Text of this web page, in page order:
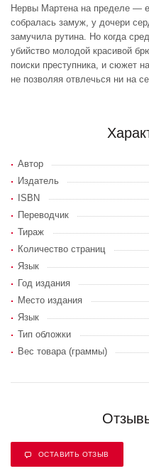
Нервы Мартена на пределе —
собралась замуж, у дочери
замучила рутина. Но когда
убийство молодой красивой
поиски преступника, и сюжет
не позволяя отвлечься ни на
Автор
Издатель
ISBN
Переводчик
Тираж
Количество страниц
Язык
Год издания
Место издания
Язык
Тип обложки
Вес товара (граммы)
ОСТАВИТЬ ОТЗЫВ